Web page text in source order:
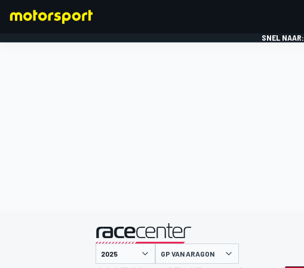
SNEL NAAR:
gepresenteerd door
GP VAN ARAGON